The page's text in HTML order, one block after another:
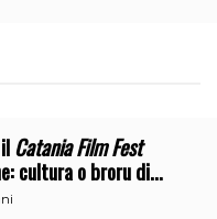
Catania Film Fest
cultura o broru di